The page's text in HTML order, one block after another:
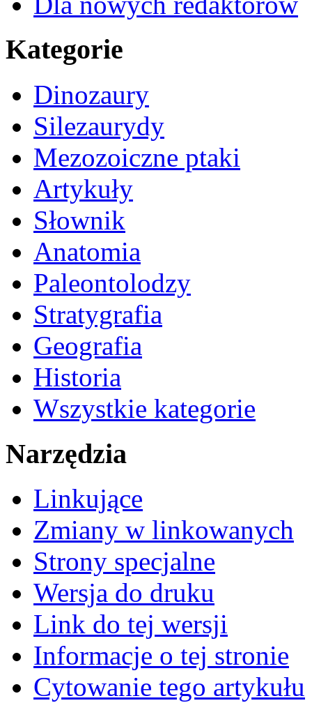
Kategorie
Dinozaury
Silezaurydy
Mezozoiczne ptaki
Artykuły
Słownik
Anatomia
Paleontolodzy
Stratygrafia
Geografia
Historia
Wszystkie kategorie
Narzędzia
Linkujące
Zmiany w linkowanych
Strony specjalne
Wersja do druku
Link do tej wersji
Informacje o tej stronie
Cytowanie tego artykułu